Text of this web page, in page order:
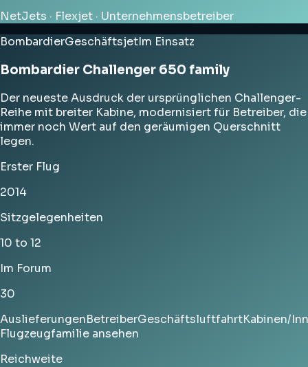
NetJets · Flexjet · Unternehmensbetreiber
BombardierGeschäftsjetIm Einsatz
Bombardier Challenger 650 family
Der neueste Ausdruck der ursprünglichen Challenger-
Reihe mit breiter Kabine, modernisiert für Betreiber, die
immer noch Wert auf den geräumigen Querschnitt
legen.
Erster Flug
2014
Sitzgelegenheiten
10 to 12
Im Forum
30
AuslieferungenBetreiberGeschäftsluftfahrtKabinen/
Flugzeugfamilie ansehen
Reichweite